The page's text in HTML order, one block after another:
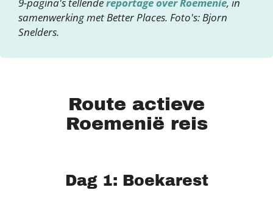
samenwerking met Better Places. Foto's: Bjorn
Snelders.
Route actieve
Roemenië reis
Dag 1: Boekarest